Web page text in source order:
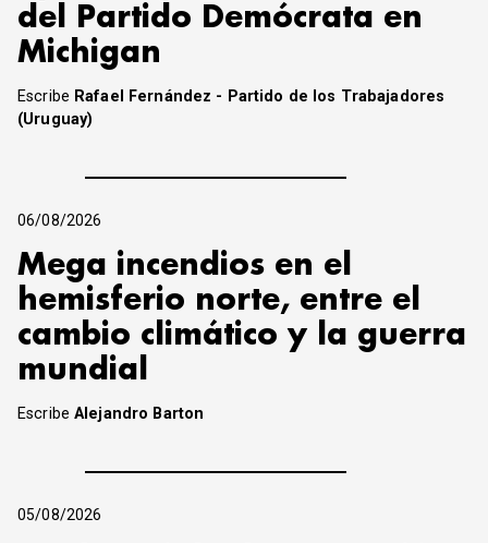
del Partido Demócrata en
Michigan
Escribe Rafael Fernández - Partido de los Trabajadores
(Uruguay)
06/08/2026
Mega incendios en el
hemisferio norte, entre el
cambio climático y la guerra
mundial
EscribeAlejandro Barton
05/08/2026